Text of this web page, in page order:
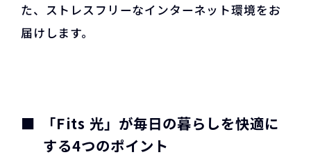
た、ストレスフリーなインターネット環境をお
届けします。
「Fits 光」が毎日の暮らしを快適に
する4つのポイント